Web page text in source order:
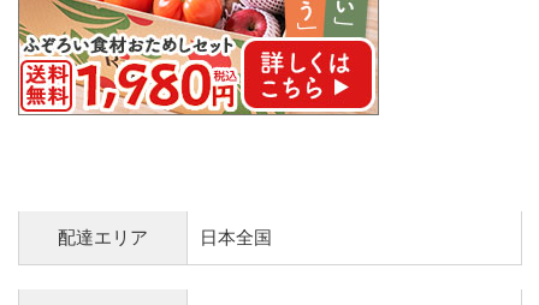
配達エリア 日本全国